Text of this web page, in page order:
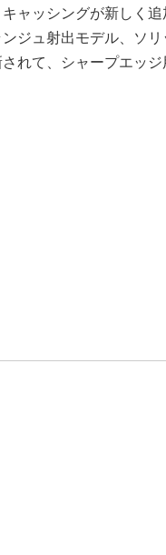
ャッシングが新しく
ジュ射出モデル、ソ
れて、シャープエッ